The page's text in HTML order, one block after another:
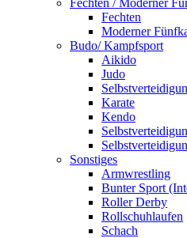
Fechten
Moderner
Budo/ Kampfsport
Aikido
Judo
Karate
Kendo
Sonstiges
Armwrestling
Bunter Sport
Roller Derby
Rollschuhlaufen
Schach